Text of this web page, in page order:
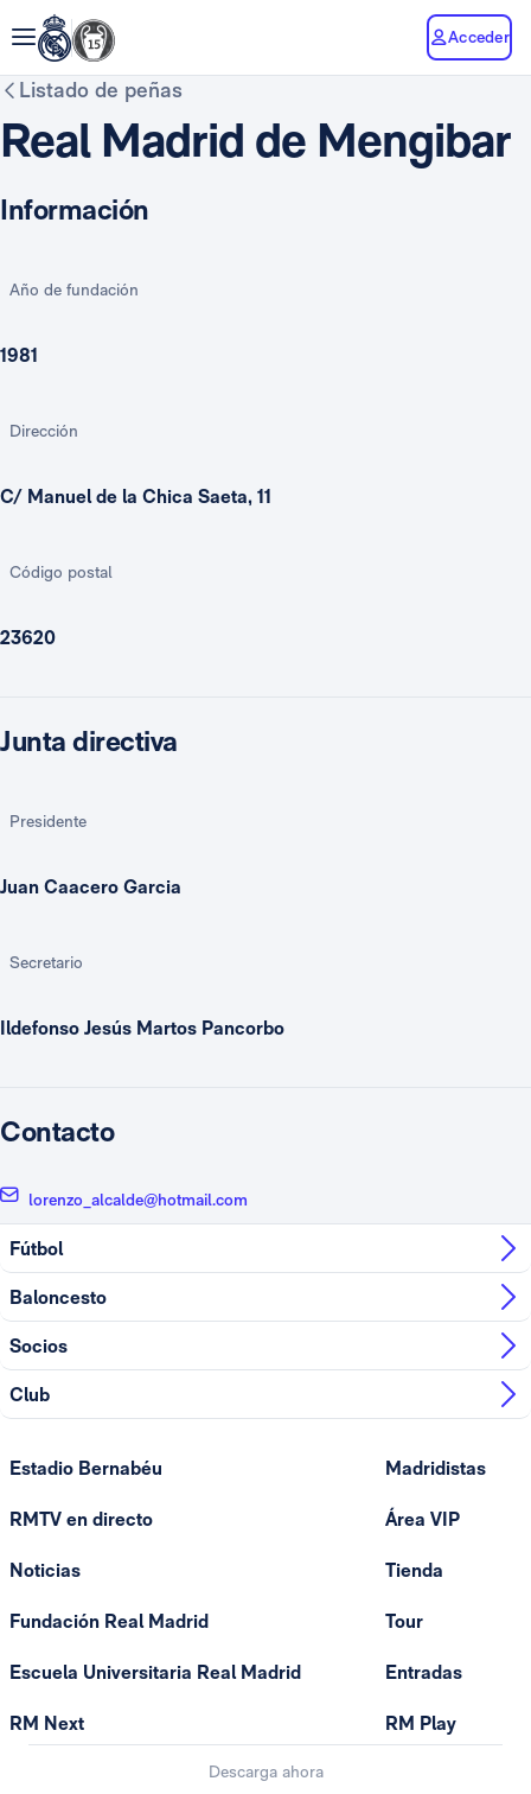
Acceder
Listado de peñas
Real Madrid de Mengibar
Información
Año de fundación
1981
Dirección
C/ Manuel de la Chica Saeta, 11
Código postal
23620
Junta directiva
Presidente
Juan Caacero Garcia
Secretario
Ildefonso Jesús Martos Pancorbo
Contacto
lorenzo_alcalde@hotmail.com
Fútbol
Baloncesto
Socios
Club
Estadio Bernabéu
RMTV en directo
Noticias
Fundación Real Madrid
Escuela Universitaria Real Madrid
RM Next
Madridistas
Área VIP
Tienda
Tour
Entradas
RM Play
Descarga ahora